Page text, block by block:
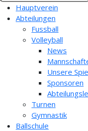
Hauptverein
Abteilungen
Fussball
Volleyball
News
Unsere
Sponsoren
Turnen
Gymnastik
Ballschule